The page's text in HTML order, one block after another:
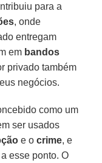
para a
, onde
entregam
em bandos
privado também
negócios.
como um
ser usados
e ocrime, e
esse ponto. O